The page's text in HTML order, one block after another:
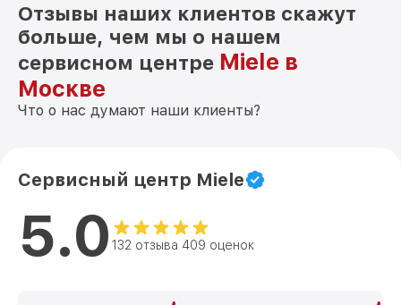
Отзывы наших клиентов скажут
больше, чем мы о нашем
сервисном центре Miele в
Москве
Что о нас думают наши клиенты?
Сервисный центр Miele
5.0 132 отзыва 409 оценок